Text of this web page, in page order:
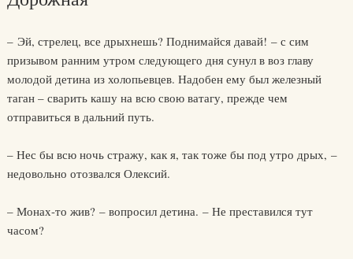
– Эй, стрелец, все дрыхнешь? Поднимайся давай! – с сим
призывом ранним утром следующего дня сунул в воз главу
молодой детина из холопьевцев. Надобен ему был железный
таган – сварить кашу на всю свою ватагу, прежде чем
отправиться в дальний путь.
– Нес бы всю ночь стражу, как я, так тоже бы под утро дрых, –
недовольно отозвался Олексий.
– Монах-то жив? – вопросил детина. – Не преставился тут
часом?